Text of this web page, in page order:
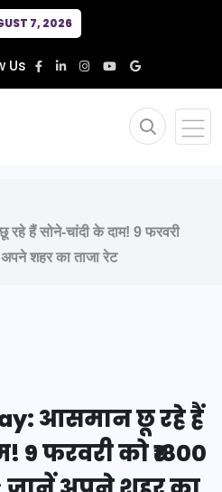
7, 2026
Us
हैं सोने-चांदी के दाम! 9 फरवरी
शहर का ताजा रेट
आसमान छू रहे हैं
9 फरवरी को ₹1800